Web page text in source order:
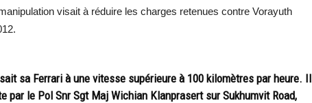
visait à réduire les charges retenues contre Vorayuth
sa Ferrari à une vitesse supérieure à 100 kilomètres par heure. Il
par le Pol Snr Sgt Maj Wichian Klanprasert sur Sukhumvit Road,